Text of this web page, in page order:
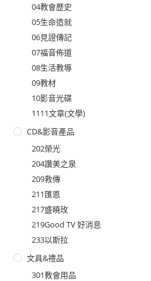
04教會歷史
05生命造就
06見證傳記
07福音佈道
08生活教導
09教材
10影音光碟
1111文章(文學)
CD&影音產品
202榮光
204讚美之泉
209救傳
211匯恩
217盛曉玫
219Good TV 好消息
233以斯拉
文具&禮品
301教會用品